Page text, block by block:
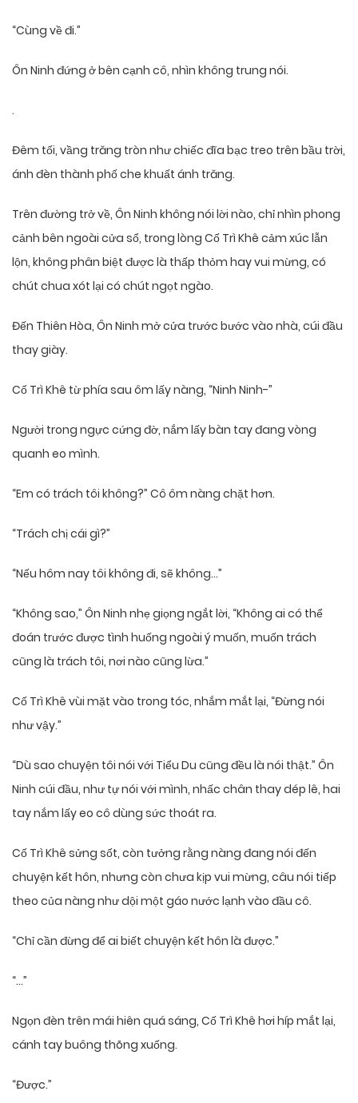
“Cùng về đi.”
Ôn Ninh đứng ở bên cạnh cô, nhìn không trung nói.
.
Đêm tối, vầng trăng tròn như chiếc đĩa bạc treo trên bầu trời,
ánh đèn thành phố che khuất ánh trăng.
Trên đường trở về, Ôn Ninh không nói lời nào, chỉ nhìn phong
cảnh bên ngoài cửa sổ, trong lòng Cố Trì Khê cảm xúc lẫn
lộn, không phân biệt được là thấp thỏm hay vui mừng, có
chút chua xót lại có chút ngọt ngào.
Đến Thiên Hòa, Ôn Ninh mở cửa trước bước vào nhà, cúi đầu
thay giày.
Cố Trì Khê từ phía sau ôm lấy nàng, “Ninh Ninh-”
Người trong ngực cứng đờ, nắm lấy bàn tay đang vòng
quanh eo mình.
“Em có trách tôi không?” Cô ôm nàng chặt hơn.
“Trách chị cái gì?”
“Nếu hôm nay tôi không đi, sẽ không…”
“Không sao,” Ôn Ninh nhẹ giọng ngắt lời, “Không ai có thể
đoán trước được tình huống ngoài ý muốn, muốn trách
cũng là trách tôi, nơi nào cũng lừa.”
Cố Trì Khê vùi mặt vào trong tóc, nhắm mắt lại, “Đừng nói
như vậy.”
“Dù sao chuyện tôi nói với Tiểu Du cũng đều là nói thật.” Ôn
Ninh cúi đầu, như tự nói với mình, nhấc chân thay dép lê, hai
tay nắm lấy eo cô dùng sức thoát ra.
Cố Trì Khê sửng sốt, còn tưởng rằng nàng đang nói đến
chuyện kết hôn, nhưng còn chưa kịp vui mừng, câu nói tiếp
theo của nàng như dội một gáo nước lạnh vào đầu cô.
“Chỉ cần đừng để ai biết chuyện kết hôn là được.”
“…”
Ngọn đèn trên mái hiên quá sáng, Cố Trì Khê hơi híp mắt lại,
cánh tay buông thõng xuống.
“Được.”